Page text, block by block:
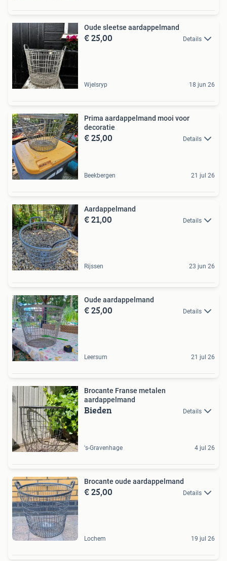
Oude sleetse aardappelmand
€ 25,00 Details
Wjelsryp 18 jun 26
Prima aardappelmand mooi voor
decoratie
€ 25,00 Details
Beekbergen 21 jul 26
Aardappelmand
€ 21,00 Details
Rijssen 23 jun 26
Oude aardappelmand
€ 25,00 Details
Leersum 21 jul 26
Brocante Franse metalen
aardappelmand
Bieden Details
's-Gravenhage 4 jul 26
Brocante oude aardappelmand
€ 25,00 Details
Lochem 19 jul 26